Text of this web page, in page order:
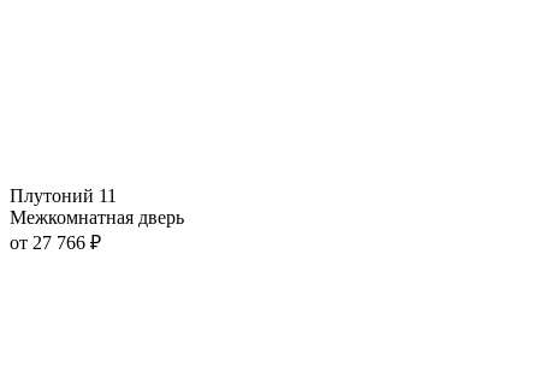
Плутоний 11
Межкомнатная дверь
от 27 766 ₽